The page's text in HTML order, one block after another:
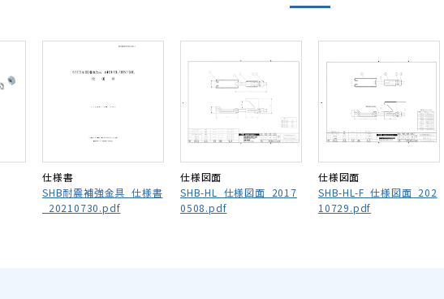
仕様書
SHB耐震補強金具_仕様書
_20210730.pdf
仕様図面
SHB-HL_仕様図面_2017
0508.pdf
仕様図面
SHB-HL-F_仕様図面_202
10729.pdf